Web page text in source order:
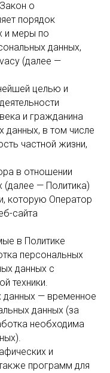
о
порядок
и меры по
данных,
(далее —
целью и
и гражданина
данных, в том числе
частной жизни,
в отношении
(далее — Политика)
которую Оператор
сайта
в Политике
персональных
данных с
техники.
данных — временное
данных (за
необходима
и
программ для